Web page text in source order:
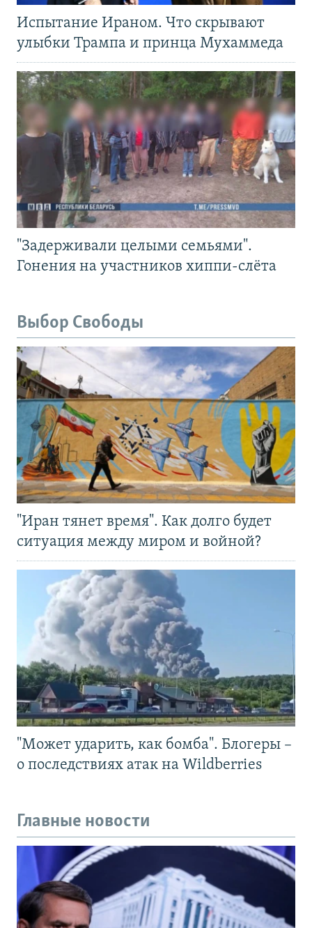
Испытание Ираном. Что скрывают
улыбки Трампа и принца Мухаммеда
"Задерживали целыми семьями".
Гонения на участников хиппи-слёта
Выбор Свободы
"Иран тянет время". Как долго будет
ситуация между миром и войной?
"Может ударить, как бомба". Блогеры –
о последствиях атак на Wildberries
Главные новости